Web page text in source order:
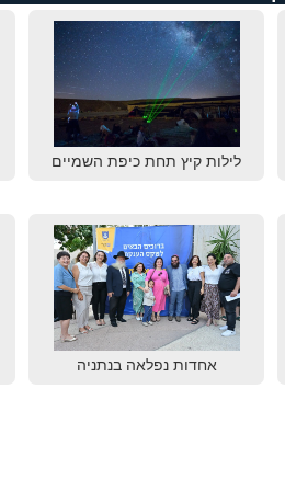
לילות קיץ תחת כיפת השמיים
אחדות נפלאה בנתניה